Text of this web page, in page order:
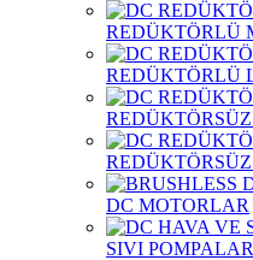
REDÜKTÖRLÜ
REDÜKTÖRLÜ
DC MOTORLAR
SIVI